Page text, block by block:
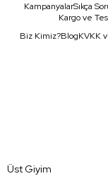
KampanyalarSıkça
Kargo ve
Biz Kimiz?BlogKVKK
Üst Giyim